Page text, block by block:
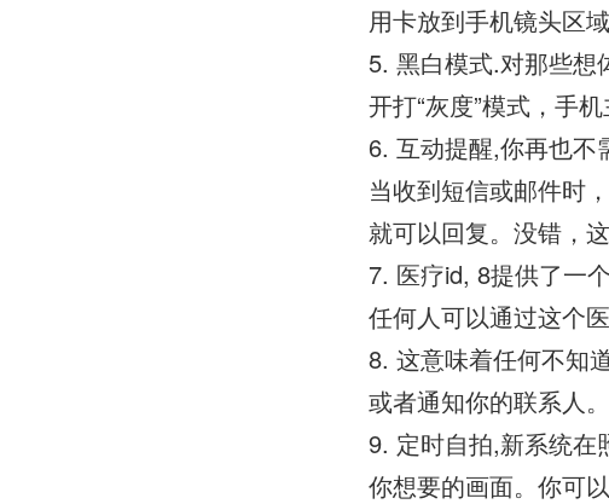
用卡放到手机镜头区
5. 黑白模式.对那些想
开打“灰度”模式，手
6. 互动提醒,你再也不
当收到短信或邮件时
就可以回复。没错，
7. 医疗id, 8提供了一
任何人可以通过这个
8. 这意味着任何不知
或者通知你的联系人。
9. 定时自拍,新系统在
你想要的画面。你可